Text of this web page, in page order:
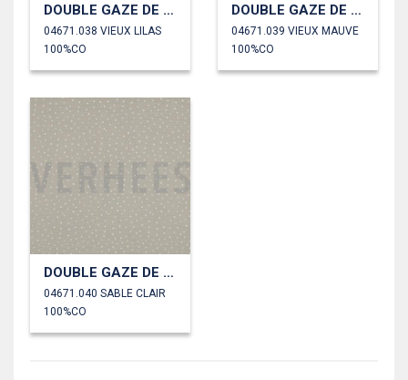
DOUBLE GAZE DE COTON PETITS POINTS
04671.038 VIEUX LILAS
100%CO
DOUBLE GAZE DE COTON PETITS POINTS
04671.039 VIEUX MAUVE
100%CO
DOUBLE GAZE DE COTON PETITS POINTS
04671.040 SABLE CLAIR
100%CO